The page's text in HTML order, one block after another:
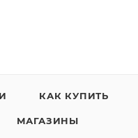
КАК КУПИТЬ
МАГАЗИНЫ